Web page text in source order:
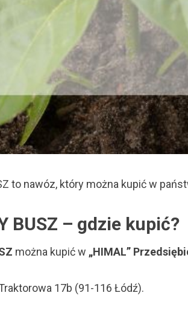
to nawóz, który można kupić w
BUSZ – gdzie kupić?
można kupić w „HIMAL”
17b (91-116 Łódź).